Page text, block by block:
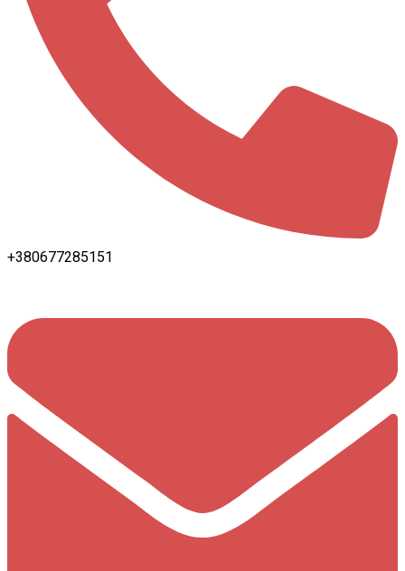
+380677285151